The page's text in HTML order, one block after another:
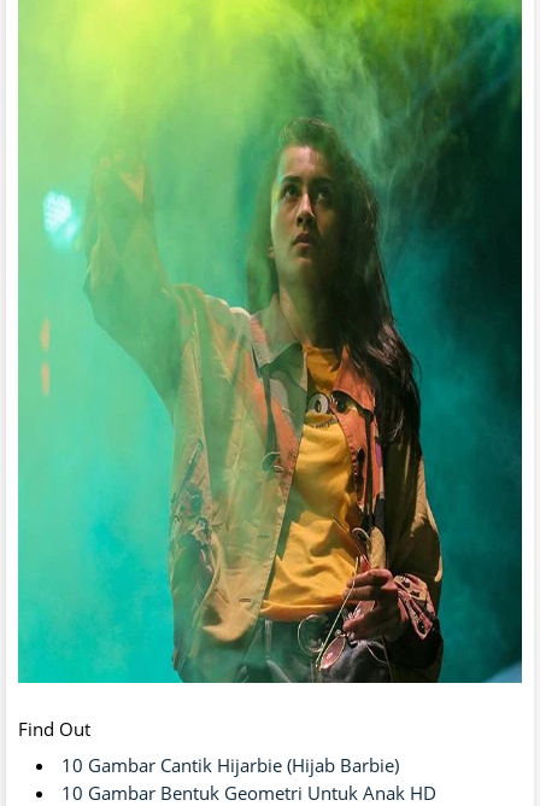
Find Out
10 Gambar Cantik Hijarbie (Hijab Barbie)
10 Gambar Bentuk Geometri Untuk Anak HD